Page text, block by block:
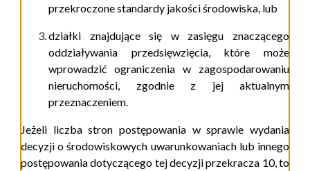
przekroczone standardy jakości środowiska, lub
działki znajdujące się w zasięgu znaczącego
oddziaływania przedsięwzięcia, które może
wprowadzić ograniczenia w zagospodarowaniu
nieruchomości, zgodnie z jej aktualnym
przeznaczeniem.
Jeżeli liczba stron postępowania w sprawie wydania
decyzji o środowiskowych uwarunkowaniach lub innego
postępowania dotyczącego tej decyzji przekracza 10, to